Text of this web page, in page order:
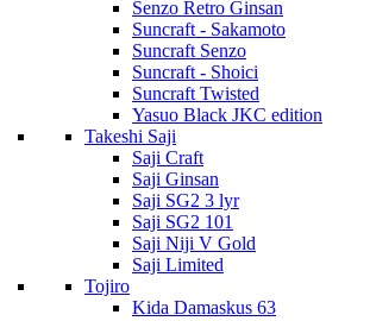
Senzo Retro Ginsan
Suncraft - Sakamoto
Suncraft Senzo
Suncraft - Shoici
Suncraft Twisted
Yasuo Black JKC edition
Takeshi Saji
Saji Craft
Saji Ginsan
Saji SG2 3 lyr
Saji SG2 101
Saji Niji V Gold
Saji Limited
Tojiro
Kida Damaskus 63